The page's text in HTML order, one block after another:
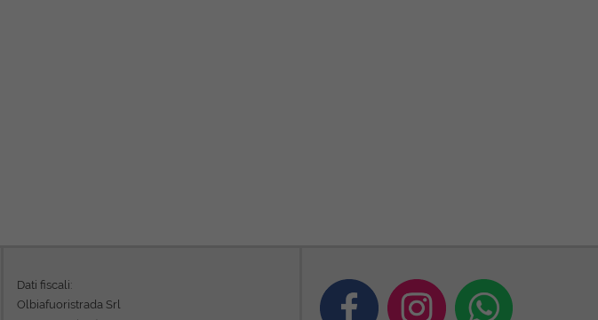
Dati fiscali:
Olbiafuoristrada Srl